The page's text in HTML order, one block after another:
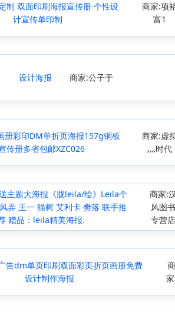
制 双面印刷海报宣传册 个性设
计宣传单印制
商家:项
富1
设计海报 商家:公子于
册彩印DM单折页海报157g铜板
传册多省包邮XZC026
商家:虚
灬时代
送主题大海报《胧leila/绘》Leila个
弄 王一 猫树 艾利卡 樊落 联手推
赠品：leila精美海报.
商家:
风图
专营
告dm单页印刷双面彩页折页画册免费
设计制作海报
商